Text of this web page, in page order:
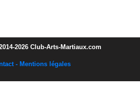
2026 Club-Arts-Martiaux.com
- Mentions légales